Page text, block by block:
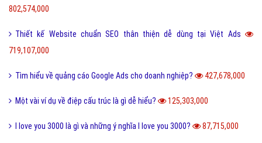
802,574,000
Thiết kế Website chuẩn SEO thân thiện dễ dùng tại Việt Ads
719,107,000
Tìm hiểu về quảng cáo Google Ads cho doanh nghiệp? 427,678,000
Một vài ví dụ về điệp cấu trúc là gì dễ hiểu? 125,303,000
I love you 3000 là gì và những ý nghĩa I love you 3000? 87,715,000